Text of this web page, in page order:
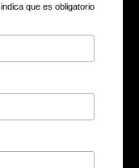
indica que es obligatorio